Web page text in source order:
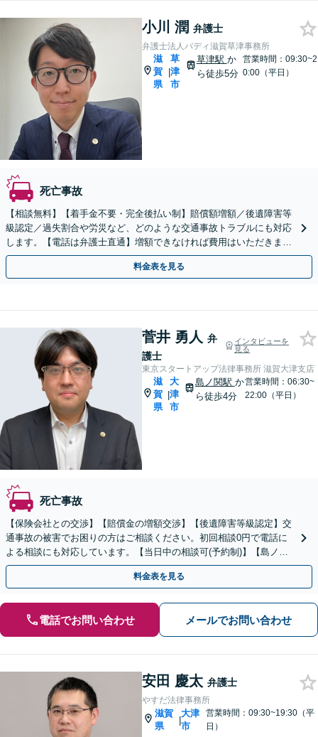
小川 潤 弁護士
弁護士法人バディ滋賀草津事務所
滋
賀
県
|
草
津
市
草津駅 か
ら徒歩5分
営業時間：09:30~2
0:00（平日）
死亡事故
【相談無料】【着手金不要・完全後払い制】賠償額増額／後遺障害等
級認定／過失割合や労災など、どのような交通事故トラブルにも対応
します。【電話は弁護士直通】増額できなければ費用はいただきませ
ん【草津駅5分】土日祝・電話やWeb相談も対応可
料金表を見る
菅井 勇人 弁
護士
インタビューを
見る
東京スタートアップ法律事務所 滋賀大津支店
滋
賀
県
|
大
津
市
島ノ関駅 か
ら徒歩4分
営業時間：06:30~
22:00（平日）
死亡事故
【保険会社との交渉】【賠償金の増額交渉】【後遺障害等級認定】交
通事故の被害でお困りの方はご相談ください。初回相談0円で電話に
よる相談にも対応しています。【当日中の相談可(予約制)】【島ノ関
駅徒歩4分】
料金表を見る
電話でお問い合わせ メールでお問い合わせ
安田 慶太 弁護士
やすだ法律事務所
滋賀
県
|
大津
市
営業時間：09:30~19:30（平
日）